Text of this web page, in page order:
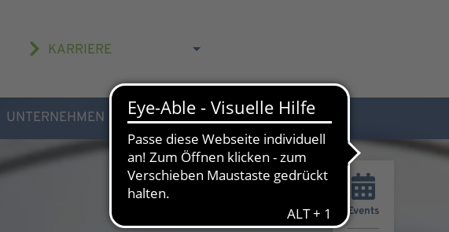
KARRIERE
UNTERNEHMEN AKTUELLES & KONTAKT
Events